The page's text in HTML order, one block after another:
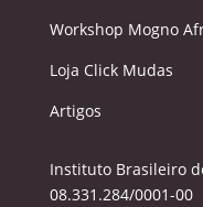
Workshop Mogno
Loja Click Mudas
Artigos
Instituto Brasileiro
08.331.284/0001-00